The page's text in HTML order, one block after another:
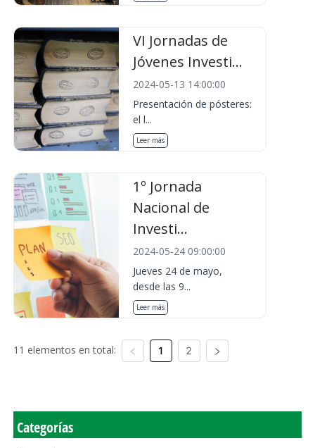
VI Jornadas de
Jóvenes Investi...
2024-05-13 14:00:00
Presentación de pósteres:
el l...
Leer más
1º Jornada
Nacional de
Investi...
2024-05-24 09:00:00
Jueves 24 de mayo,
desde las 9...
Leer más
11 elementos en total: 1 2
Categorías